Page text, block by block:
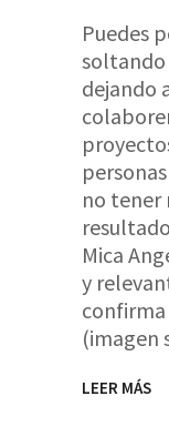
Puedes
soltando
dejando
no tener
Mica
y
confirma
(imagen
LEER MÁS